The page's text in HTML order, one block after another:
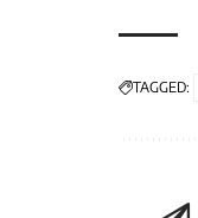
TAGGED: